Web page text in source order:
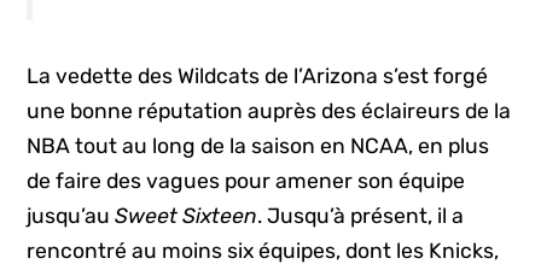
La vedette des Wildcats de l’Arizona s’est forgé
une bonne réputation auprès des éclaireurs de la
NBA tout au long de la saison en NCAA, en plus
de faire des vagues pour amener son équipe
jusqu’auSweet Sixteen. Jusqu’à présent, il a
rencontré au moins six équipes, dont les Knicks,